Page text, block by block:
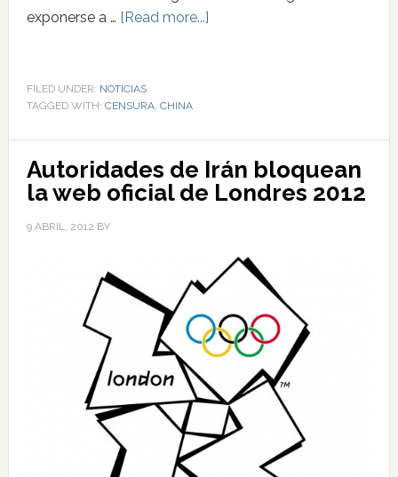
exponerse a … [Read more...]
FILED UNDER: NOTICIAS
TAGGED WITH: CENSURA, CHINA
Autoridades de Irán bloquean
la web oficial de Londres 2012
9 ABRIL, 2012 BY